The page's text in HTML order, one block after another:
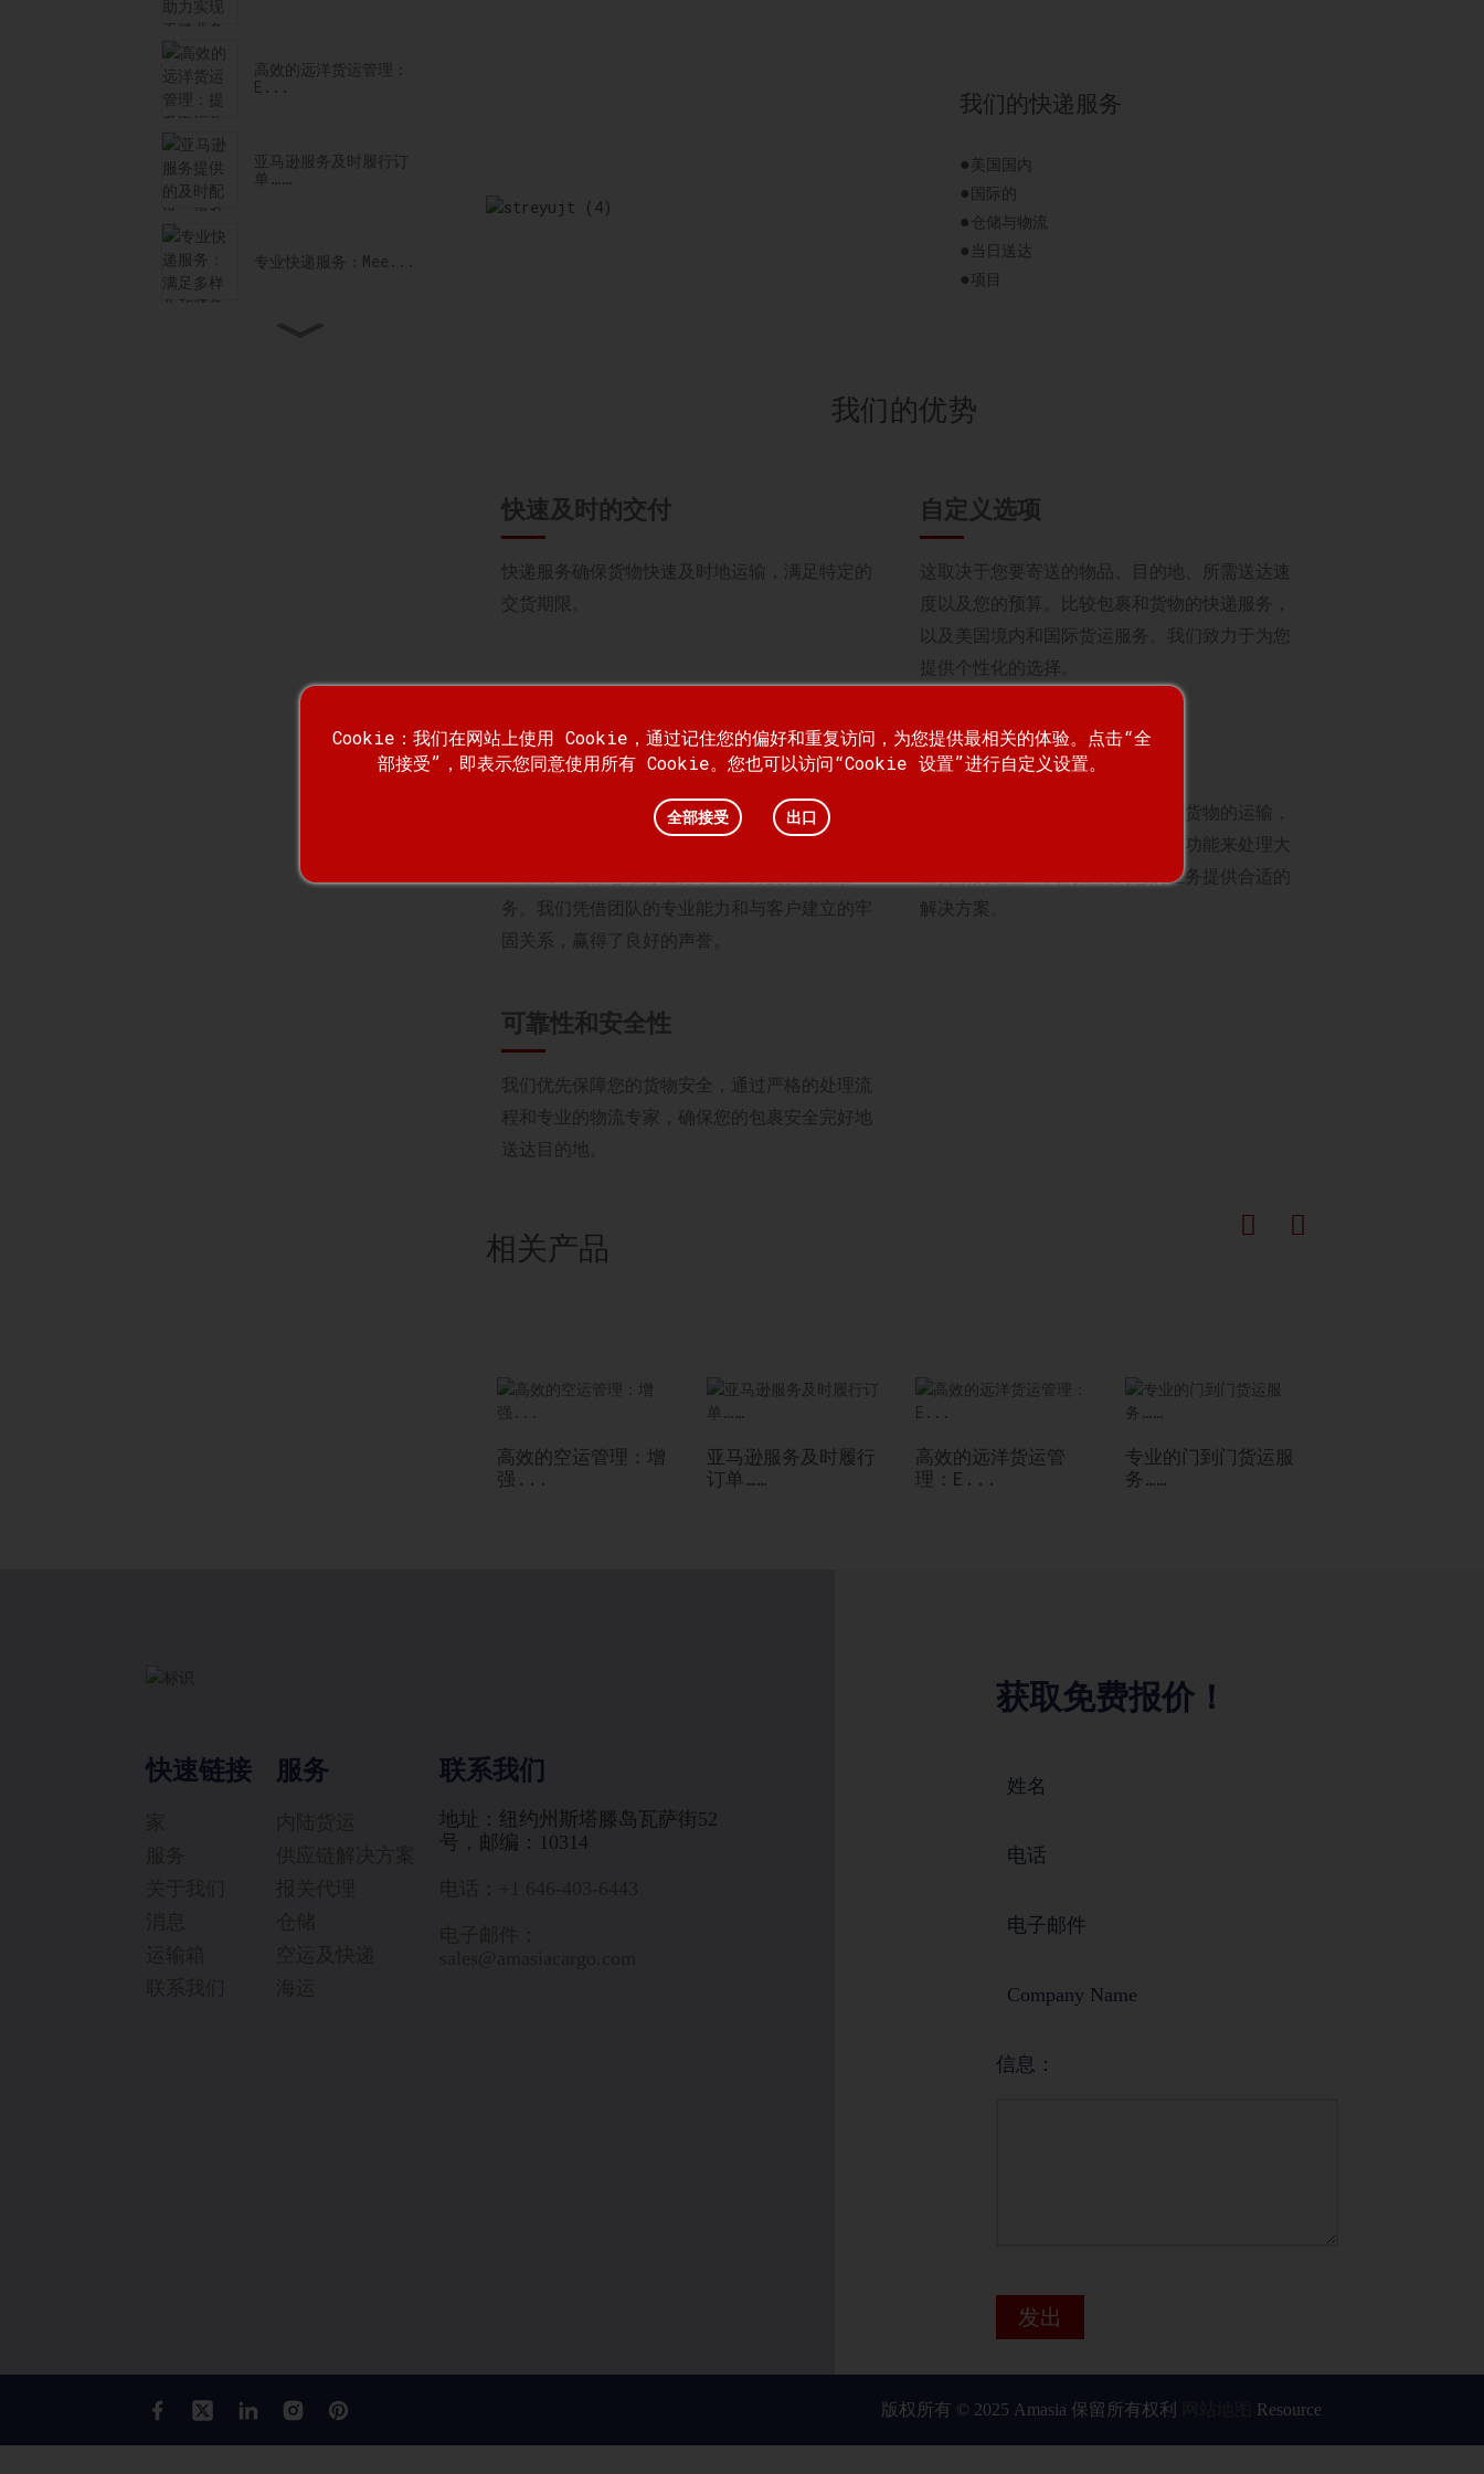
高效的远洋货运管理：
E...
亚马逊服务及时履行订
单……
专业快递服务：Mee...
我们的快递服务
● 美国国内
●国际的
● 仓储与物流
● 当日送达
●项目
我们的优势
快速及时的交付
快递服务确保货物快速及时地运输，满足特定的
交货期限。
自定义选项
这取决于您要寄送的物品、目的地、所需送达速
度以及您的预算。比较包裹和货物的快递服务，
以及美国境内和国际货运服务。我们致力于为您
提供个性化的选择。
专业服务
我们的快递和物流专家团队拥有丰富的行业知识
和本地经验。我们致力于为客户提供宝贵的指导
务。我们凭借团队的专业能力和与客户建立的牢
固关系，赢得了良好的声誉。
高级货运跟踪
无论您需要简单的工具来跟踪单个货物的运输，
还是需要全面的报告、跟踪和文档功能来处理大
量货物的运输，我们都能为您的业务提供合适的
解决方案。
可靠性和安全性
我们优先保障您的货物安全，通过严格的处理流
程和专业的物流专家，确保您的包裹安全完好地
送达目的地。
相关产品
高效的空运管理：增
强...
亚马逊服务及时履行
订单……
高效的远洋货运管
理：E...
专业的门到门货运服
务……
快速链接 服务 联系我们
地址：纽约州斯塔滕岛瓦萨街52
号，邮编：10314
获取免费报价！
信息：
发出
版权所有 © 2025 Amasia 保留所有权利 Resource
Cookie：我们在网站上使用 Cookie，通过记住您的偏好和重复访问，为您提供最相关的体验。点击“全
部接受”，即表示您同意使用所有 Cookie。您也可以访问“Cookie 设置”进行自定义设置。
全部接受 出口